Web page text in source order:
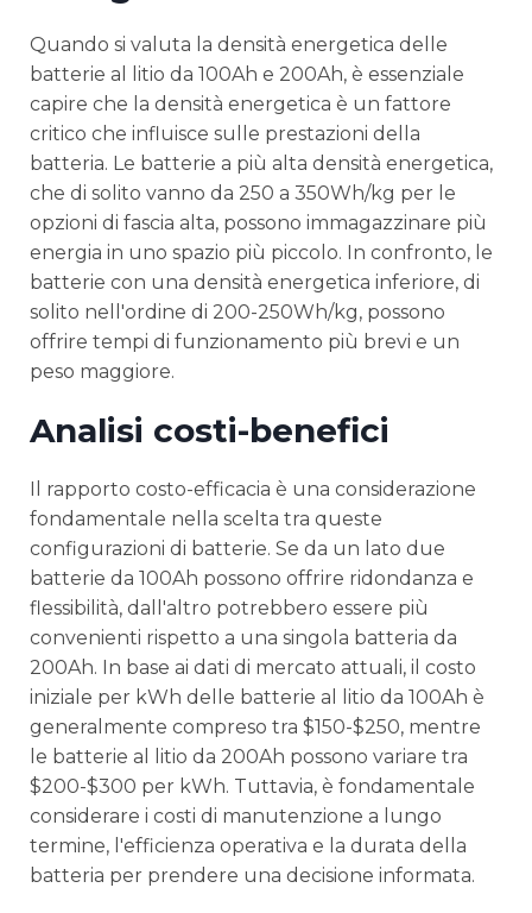
Quando si valuta la densità energetica delle
batterie al litio da 100Ah e 200Ah, è essenziale
capire che la densità energetica è un fattore
critico che influisce sulle prestazioni della
batteria. Le batterie a più alta densità energetica,
che di solito vanno da 250 a 350Wh/kg per le
opzioni di fascia alta, possono immagazzinare più
energia in uno spazio più piccolo. In confronto, le
batterie con una densità energetica inferiore, di
solito nell'ordine di 200-250Wh/kg, possono
offrire tempi di funzionamento più brevi e un
peso maggiore.
Analisi costi-benefici
Il rapporto costo-efficacia è una considerazione
fondamentale nella scelta tra queste
configurazioni di batterie. Se da un lato due
batterie da 100Ah possono offrire ridondanza e
flessibilità, dall'altro potrebbero essere più
convenienti rispetto a una singola batteria da
200Ah. In base ai dati di mercato attuali, il costo
iniziale per kWh delle batterie al litio da 100Ah è
generalmente compreso tra $150-$250, mentre
le batterie al litio da 200Ah possono variare tra
$200-$300 per kWh. Tuttavia, è fondamentale
considerare i costi di manutenzione a lungo
termine, l'efficienza operativa e la durata della
batteria per prendere una decisione informata.